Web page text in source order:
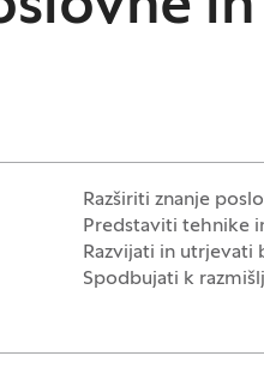
Razširiti znanje
Predstaviti tehnike
Razvijati in utrjevati
Spodbujati k